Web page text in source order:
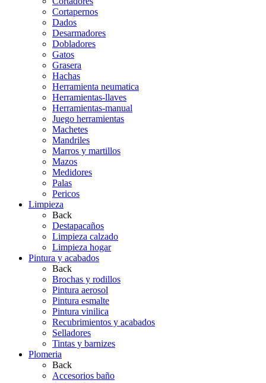
Cortapernos
Dados
Desarmadores
Dobladores
Gatos
Grasera
Hachas
Herramienta neumatica
Herramientas-llaves
Herramientas-manual
Juego herramientas
Machetes
Mandriles
Marros y martillos
Mazos
Medidores
Palas
Pericos
Limpieza
Back
Destapacaños
Limpieza calzado
Limpieza hogar
Pintura y acabados
Back
Brochas y rodillos
Pintura aerosol
Pintura esmalte
Pintura vinilica
Recubrimientos y acabados
Selladores
Tintas y barnizes
Plomeria
Back
Accesorios baño